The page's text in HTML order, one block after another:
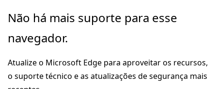
Pular
o
principal
Ignore
passe
a
navegação
Não há mais suporte para esse
navegador.
Atualize o Microsoft Edge para aproveitar os recursos,
o suporte técnico e as atualizações de segurança mais